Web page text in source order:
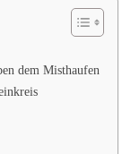
dem Misthaufen